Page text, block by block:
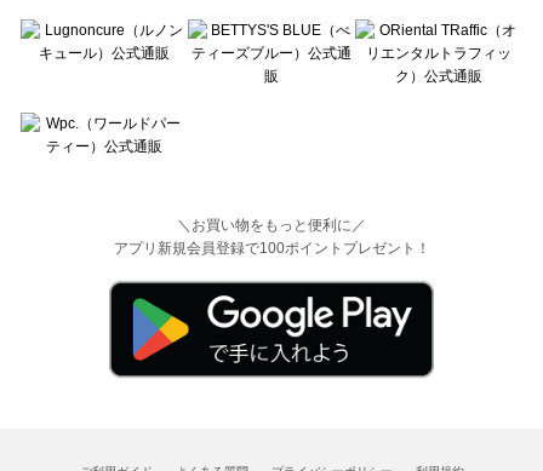
＼お買い物をもっと便利に／
アプリ新規会員登録で100ポイントプレゼント！